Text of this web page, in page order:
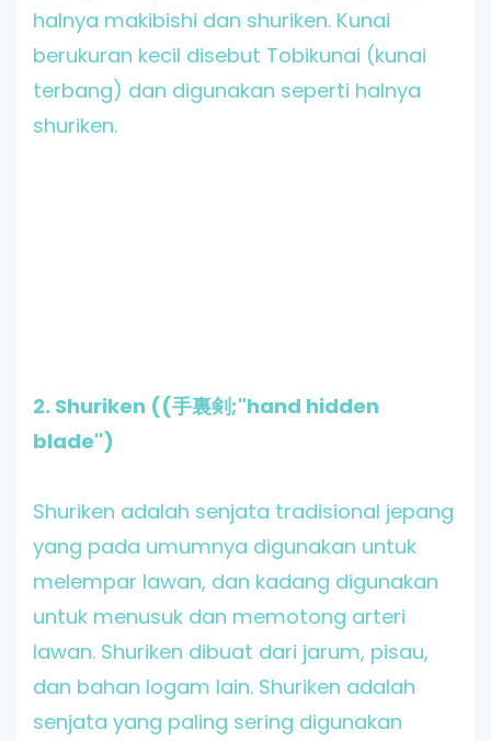
halnya makibishi dan shuriken. Kunai
berukuran kecil disebut Tobikunai (kunai
terbang) dan digunakan seperti halnya
shuriken.
2. Shuriken ((手裏剣;"hand hidden
blade")
Shuriken adalah senjata tradisional jepang
yang pada umumnya digunakan untuk
melempar lawan, dan kadang digunakan
untuk menusuk dan memotong arteri
lawan. Shuriken dibuat dari jarum, pisau,
dan bahan logam lain. Shuriken adalah
senjata yang paling sering digunakan